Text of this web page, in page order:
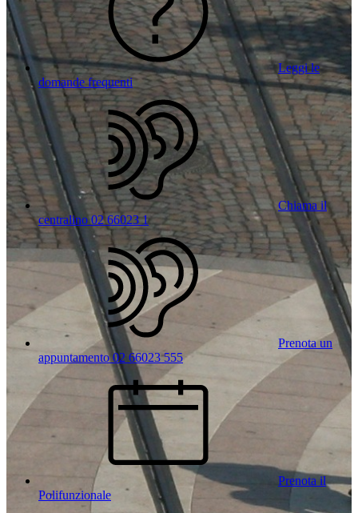
Leggi le
domande frequenti
Chiama il
centralino 02 66023 1
Prenota un
appuntamento 02 66023 555
Prenota il
Polifunzionale